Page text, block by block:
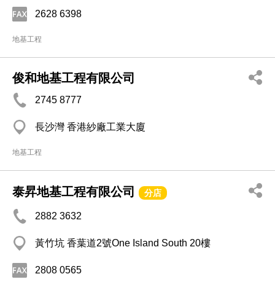
2628 6398
地基工程
俊和地基工程有限公司
2745 8777
長沙灣 香港紗廠工業大廈
地基工程
泰昇地基工程有限公司 分店
2882 3632
黃竹坑 香葉道2號One Island South 20樓
2808 0565